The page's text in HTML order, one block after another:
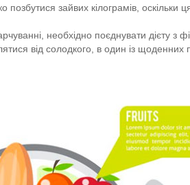
зайвих кілограмів,
необхідно поєднувати дієту з
від солодкого, в один із